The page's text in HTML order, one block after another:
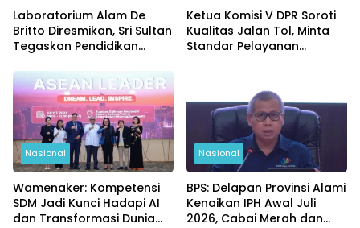
Laboratorium Alam De
Britto Diresmikan, Sri Sultan
Tegaskan Pendidikan
Karakter
Ketua Komisi V DPR Soroti
Kualitas Jalan Tol, Minta
Standar Pelayanan
Nasional
Wamenaker: Kompetensi
SDM Jadi Kunci Hadapi AI
dan Transformasi Dunia
Nasional
BPS: Delapan Provinsi Alami
Kenaikan IPH Awal Juli
2026, Cabai Merah dan